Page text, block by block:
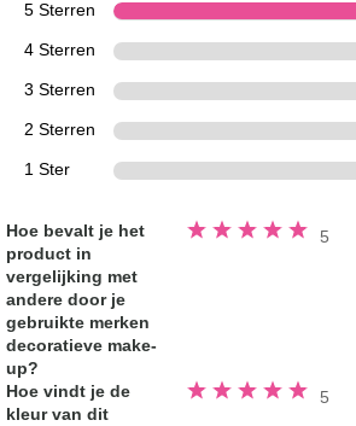
5 Sterren
4 Sterren
3 Sterren
2 Sterren
1 Ster
Hoe bevalt je het
product in
vergelijking met
andere door je
gebruikte merken
decoratieve make-
up?
5
Beoordeeld
5.0
Hoe vindt je de
kleur van dit
5
Beoordeeld
5.0